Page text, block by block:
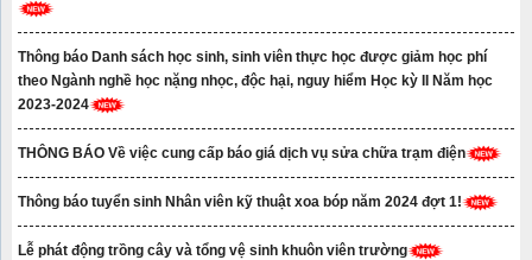
Thông báo Danh sách học sinh, sinh viên thực học được giảm học phí
theo Ngành nghề học nặng nhọc, độc hại, nguy hiểm Học kỳ II Năm học
2023-2024
THÔNG BÁO Về việc cung cấp báo giá dịch vụ sửa chữa trạm điện
Thông báo tuyển sinh Nhân viên kỹ thuật xoa bóp năm 2024 đợt 1!
Lễ phát động trồng cây và tổng vệ sinh khuôn viên trường